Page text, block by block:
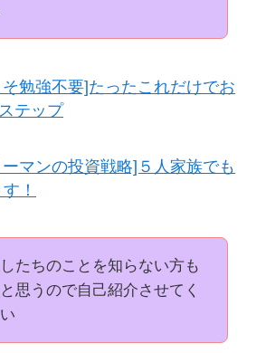
勉強不要]たったこれだけでお
テップ
マンの投資戦略]５人家族でも
！
たちのことを知らない方も
思うので自己紹介させてく